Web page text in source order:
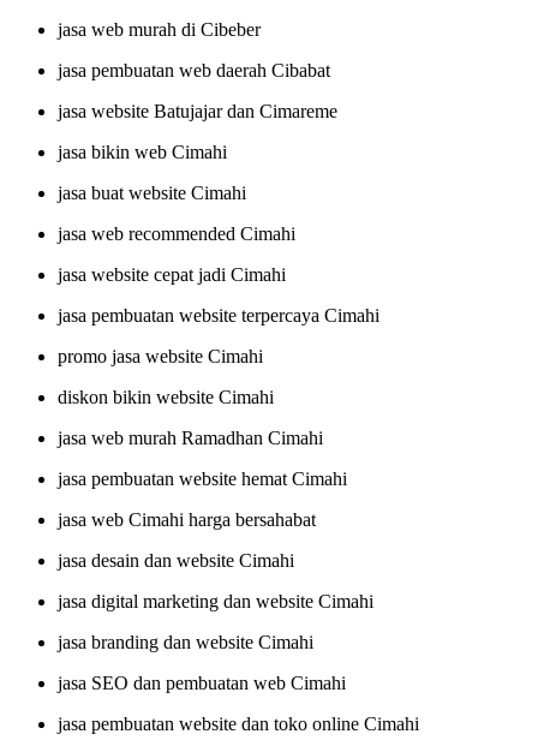
jasa web murah di Cibeber
jasa pembuatan web daerah Cibabat
jasa website Batujajar dan Cimareme
jasa bikin web Cimahi
jasa buat website Cimahi
jasa web recommended Cimahi
jasa website cepat jadi Cimahi
jasa pembuatan website terpercaya Cimahi
promo jasa website Cimahi
diskon bikin website Cimahi
jasa web murah Ramadhan Cimahi
jasa pembuatan website hemat Cimahi
jasa web Cimahi harga bersahabat
jasa desain dan website Cimahi
jasa digital marketing dan website Cimahi
jasa branding dan website Cimahi
jasa SEO dan pembuatan web Cimahi
jasa pembuatan website dan toko online Cimahi